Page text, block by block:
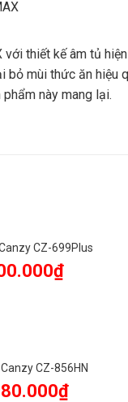
thiết kế âm tủ
bỏ mùi thức ăn
này mang lại.
CZ-699Plus
₫
CZ-856HN
₫